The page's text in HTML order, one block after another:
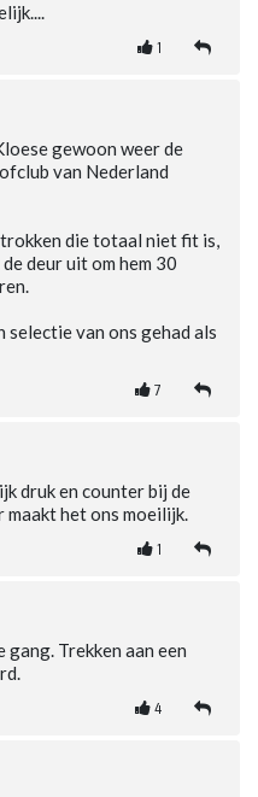
1
gewoon weer de
van Nederland
die totaal niet fit is,
deur uit om hem 30
selectie van ons gehad als
7
druk en counter bij de
het ons moeilijk.
1
Trekken aan een
4